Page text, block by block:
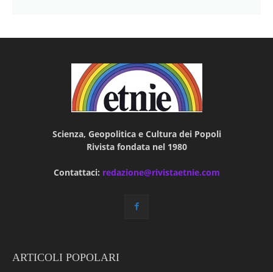
Scienza, Geopolitica e Cultura dei Popoli
Rivista fondata nel 1980
Contattaci: redazione@rivistaetnie.com
ARTICOLI POPOLARI